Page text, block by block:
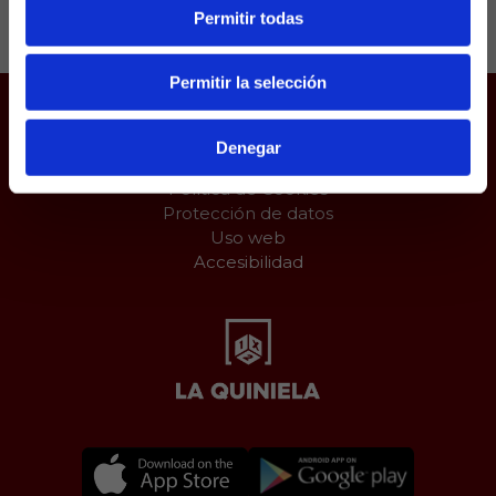
Permitir todas
Permitir la selección
Denegar
Juego responsable
Aviso Legal
Política de Cookies
Protección de datos
Uso web
Accesibilidad